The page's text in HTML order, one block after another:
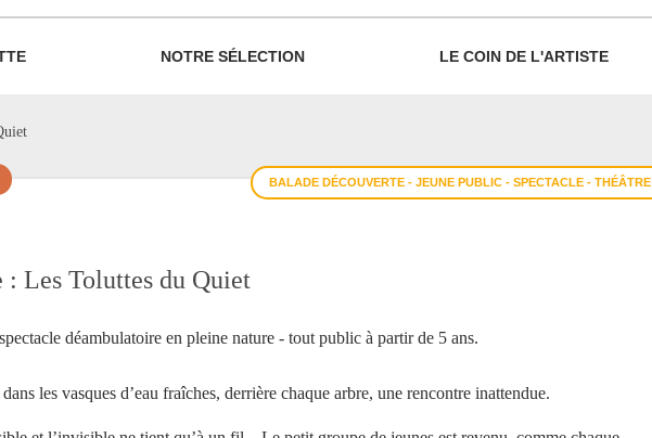
NOTRE SÉLECTION LE COIN DE L'ARTISTE
BALADE DÉCOUVERTE - JEUNE PUBLIC - SPECTACLE - THÉÂTRE
: Les Toluttes du Quiet
déambulatoire en pleine nature - tout public à partir de 5 ans.
les vasques d’eau fraîches, derrière chaque arbre, une rencontre inattendue.
PARTAGER